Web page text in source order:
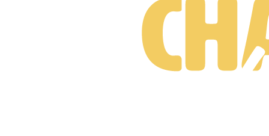
Depuis notre création, nous essayons de partager et de transmettre à
nos élèves les valeurs qui nous tiennent à cœur et qui peuvent leur
être utiles dans leur parcours professionnel.